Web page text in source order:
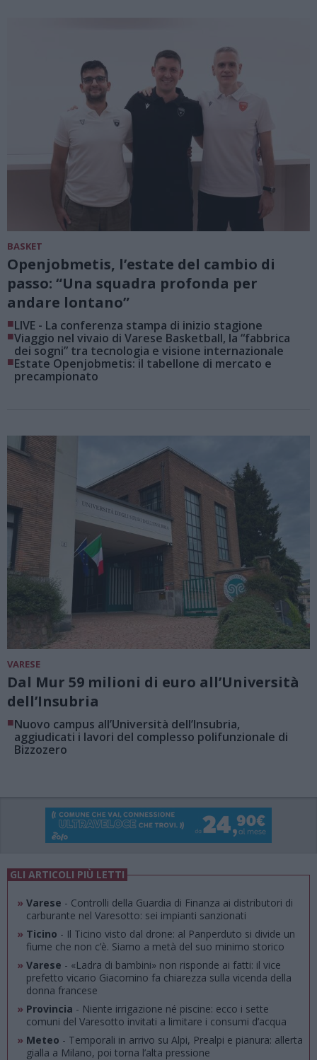
BASKET
Openjobmetis, l’estate del cambio di
passo: “Una squadra profonda per
andare lontano”
■LIVE - La conferenza stampa di inizio stagione
■Viaggio nel vivaio di Varese Basketball, la “fabbrica
dei sogni” tra tecnologia e visione internazionale
■Estate Openjobmetis: il tabellone di mercato e
precampionato
VARESE
Dal Mur 59 milioni di euro all’Università
dell’Insubria
■Nuovo campus all’Università dell’Insubria,
aggiudicati i lavori del complesso polifunzionale di
Bizzozero
GLI ARTICOLI PIÙ LETTI
» Varese - Controlli della Guardia di Finanza ai distributori di
carburante nel Varesotto: sei impianti sanzionati
» Ticino - Il Ticino visto dal drone: al Panperduto si divide un
fiume che non c’è. Siamo a metà del suo minimo storico
» Varese - «Ladra di bambini» non risponde ai fatti: il vice
prefetto vicario Giacomino fa chiarezza sulla vicenda della
donna francese
» Provincia - Niente irrigazione né piscine: ecco i sette
comuni del Varesotto invitati a limitare i consumi d’acqua
» Meteo - Temporali in arrivo su Alpi, Prealpi e pianura: allerta
gialla a Milano, poi torna l’alta pressione